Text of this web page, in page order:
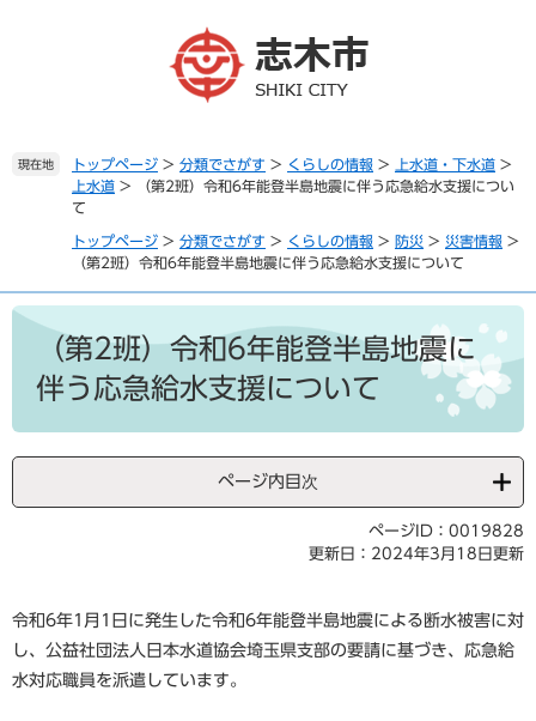
へ
現在地 トップページ > 分類でさがす > くらしの情報 > 上水道・下水道 >
上水道 >
（第2班）令和6年能登半島地震に伴う応急給水支援につい
て
トップページ > 分類でさがす > くらしの情報 > 防災 > 災害情報 >
（第2班）令和6年能登半島地震に伴う応急給水支援について
本
（第2班）令和6年能登半島地震に
伴う応急給水支援について
ページ内目次
ページID：0019828
更新日：2024年3月18日更新
令和6年1月1日に発生した令和6年能登半島地震による断水被害に対
し、公益社団法人日本水道協会埼玉県支部の要請に基づき、応急給
水対応職員を派遣しています。